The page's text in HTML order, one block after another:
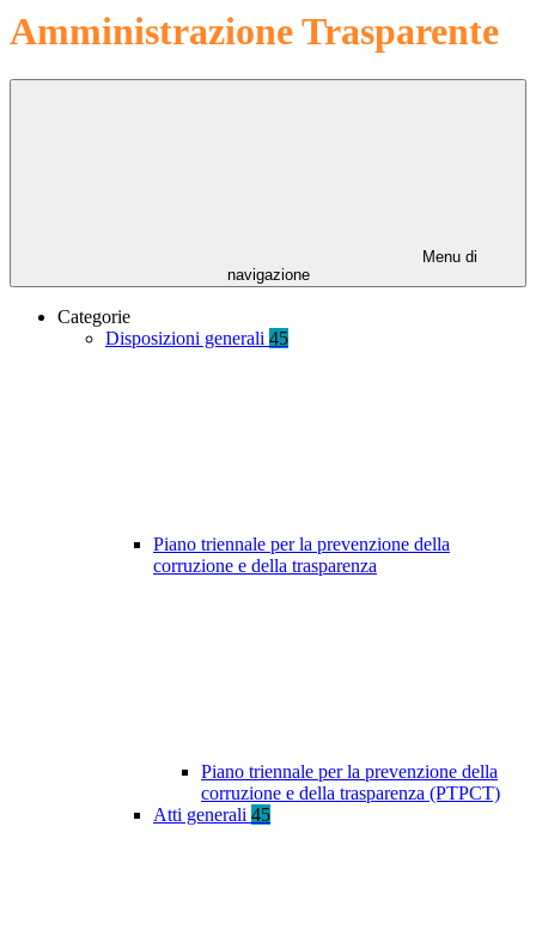
Amministrazione Trasparente
Menu di
navigazione
Categorie
Disposizioni generali 45
Piano triennale per la prevenzione della
corruzione e della trasparenza
Piano triennale per la prevenzione della
corruzione e della trasparenza (PTPCT)
Atti generali 45